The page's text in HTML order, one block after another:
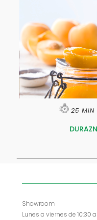
25 MIN
Showroom
Lunes a viernes de 10:30